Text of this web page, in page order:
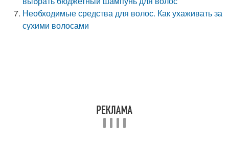
Необходимые средства для волос. Как ухаживать за
сухими волосами